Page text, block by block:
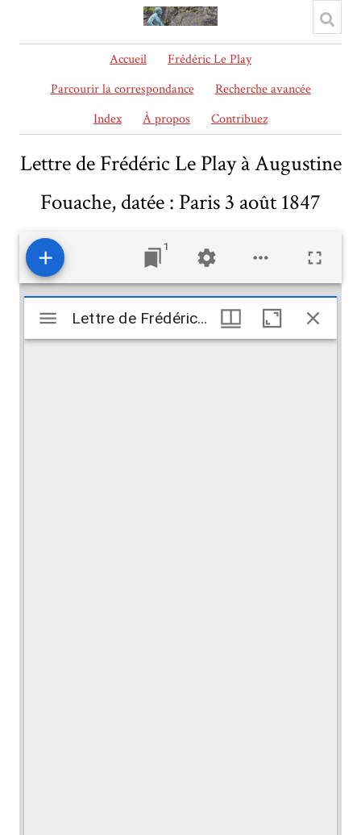
Accueil
Frédéric Le Play
Parcourir la correspondance
Recherche avancée
Index
À propos Contribuez
Lettre de Frédéric Le Play à Augustine
Fouache, datée : Paris 3 août 1847
1
Mirador
viewer
Lettre de Frédéric Le Play à Augustine Fouache, datée : Paris 3 août 1847